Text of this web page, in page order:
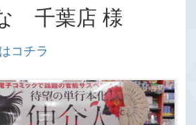
千葉店 様
コチラ